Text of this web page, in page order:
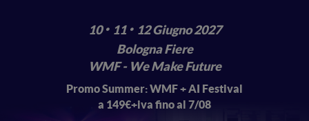
10· 11 · 12 Giugno 2027
Bologna Fiere
WMF - We Make Future
Promo Summer: WMF + AI Festival
a 149€+iva fino al 7/08